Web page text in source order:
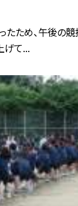
ため、午後の競
げて...